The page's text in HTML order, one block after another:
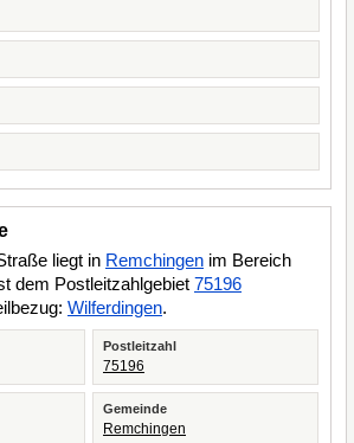
liegt in Remchingen im Bereich
dem Postleitzahlgebiet 75196
Wilferdingen.
Postleitzahl
75196
Gemeinde
Remchingen